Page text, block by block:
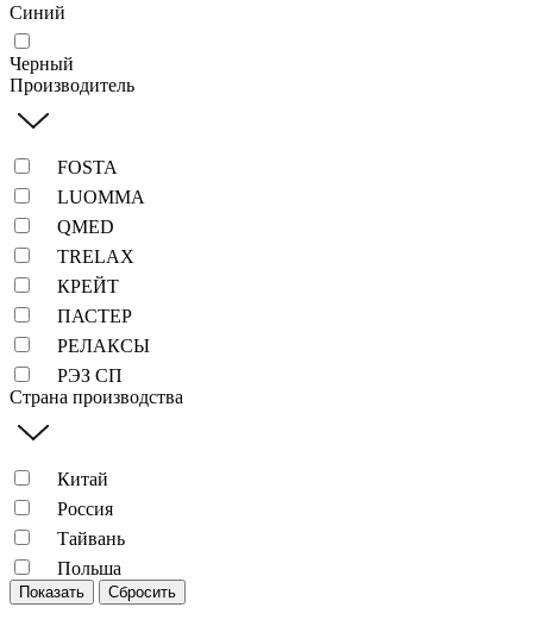
Синий
Черный
Производитель
FOSTA
LUOMMA
QMED
TRELAX
КРЕЙТ
ПАСТЕР
РЕЛАКСЫ
РЭЗ СП
Страна производства
Китай
Россия
Тайвань
Польша
Показать Сбросить